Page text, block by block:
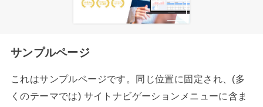
サンプルページ
これはサンプルページです。同じ位置に固定され、(多
くのテーマでは) サイトナビゲーションメニューに含ま